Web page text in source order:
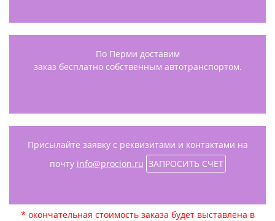
По Перми доставим
заказ бесплатно собственным автотранспортом.
Присылайте заявку с реквизитами и контактами на
почту info@procion.ru ЗАПРОСИТЬ СЧЕТ
* окончательная стоимость заказа будет выставлена в